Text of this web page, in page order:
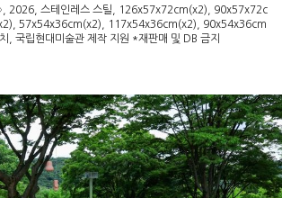
〉, 2026, 스테인레스 스틸, 126x57x72cm(x2), 90x57x72c
57x54x36cm(x2), 117x54x36cm(x2), 90x54x36cm
, 국립현대미술관 제작 지원 *재판매 및 DB 금지